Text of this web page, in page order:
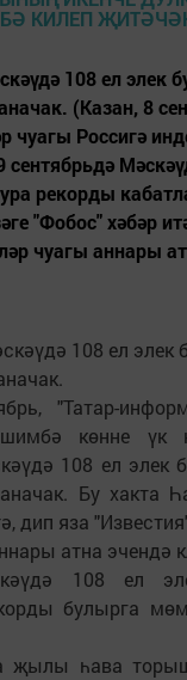
108 ел элек
(Казан, 8
чуагы Россигә
сентябрьдә
рекорды
"Фобос" хәбәр
чуагы аннары
108 ел элек
"Татар-
көнне үк
108 ел элек
Бу хакта
дип яза
атна эчендә
108 ел
булырга
җылы һава